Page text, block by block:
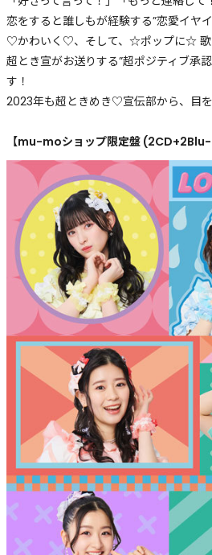
恋をすると誰しもが経験する”恋愛イヤ
♡かわいく♡、そして、☆ポップに☆ 歌
超とき宣がお送りする”超ポジティブ承
す！
2023年も超ときめき♡宣伝部から、目
【mu-moショップ限定盤 (2CD+2Blu-